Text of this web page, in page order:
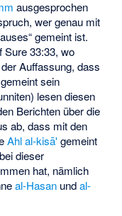
ausgesprochen
wer genau mit
gemeint ist.
Sure 33:33, wo
Auffassung, dass
sein
lesen diesen
Berichten über die
ab, dass mit den
Ahl al-kisā'gemeint
dieser
hat, nämlich
al-Hasan undal-